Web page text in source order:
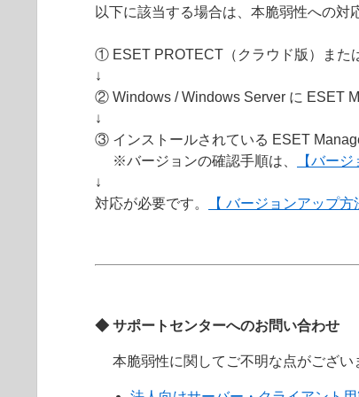
以下に該当する場合は、本脆弱性への対
① ESET PROTECT（クラウド版）また
↓
② Windows / Windows Server に ESET
↓
③ インストールされている ESET
※バージョンの確認手順は、
【バー
↓
対応が必要です。
【 バージョンアップ方
◆ サポートセンターへのお問い合わせ
本脆弱性に関してご不明な点がござい